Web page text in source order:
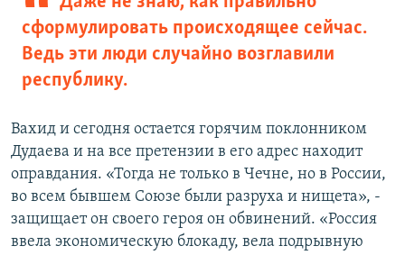
сформулировать происходящее сейчас.
Ведь эти люди случайно возглавили
республику.
Вахид и сегодня остается горячим поклонником
Дудаева и на все претензии в его адрес находит
оправдания. «Тогда не только в Чечне, но в России,
во всем бывшем Союзе были разруха и нищета», -
защищает он своего героя он обвинений. «Россия
ввела экономическую блокаду, вела подрывную